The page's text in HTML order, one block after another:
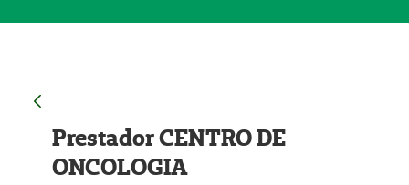
Prestador CENTRO DE
ONCOLOGIA